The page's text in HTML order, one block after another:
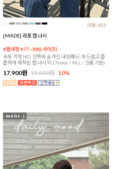
리뷰:435
[MADE] 라포 캡 나시
#캡내장 #77~88(L사이즈)
속옷 걱정 NO, 안쪽에 숨겨진 내장패드! 부드럽고 쫀
쫀하게 제작된 캡 나시 티 (7color / M,L / 크롭,기본)
17,900원 19,800원 10%